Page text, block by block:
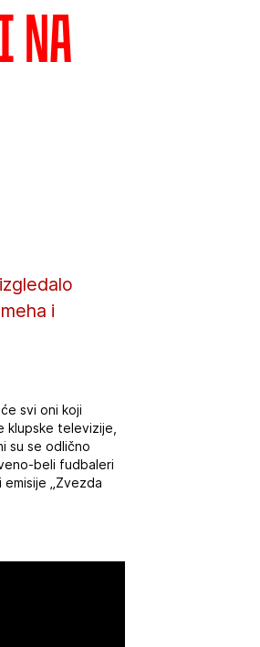
na
i
svi oni koji
klupske televizije,
su se odlično
beli fudbaleri
„Zvezda